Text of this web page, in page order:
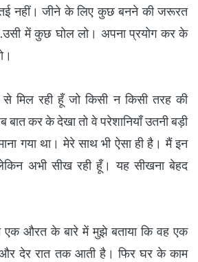
नहीं। जीने के लिए कुछ बनने की जरूरत
में कुछ घोल लो। अपना प्रयोग कर के
मिल रही हूँ जो किसी न किसी तरह की
कर के देखा तो वे परेशानियाँ उतनी बड़ी
गया था। मेरे साथ भी ऐसा ही है। मैं इन
अभी सीख रही हूँ। यह सीखना बेहद
औरत के बारे में मुझे बताया कि वह एक
देर रात तक आती है। फिर घर के काम